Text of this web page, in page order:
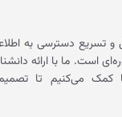
تسریع دسترسی به
است. ما با ارائه
کمک می‌کنیم تا